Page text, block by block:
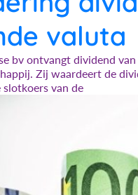
valuta
bv ontvangt dividend
Zij waardeert de
slotkoers van de